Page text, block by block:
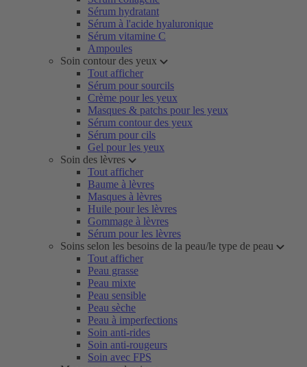
Sérum hydratant
Sérum à l'acide hyaluronique
Sérum vitamine C
Ampoules
Soin contour des yeux
Tout afficher
Sérum pour sourcils
Crème pour les yeux
Masques & patchs pour les yeux
Sérum contour des yeux
Sérum pour cils
Gel pour les yeux
Soin des lèvres
Tout afficher
Baume à lèvres
Masques à lèvres
Huile pour les lèvres
Gommage à lèvres
Sérum pour les lèvres
Soins selon les besoins de la peau/le type de peau
Tout afficher
Peau grasse
Peau mixte
Peau sensible
Peau sèche
Peau à imperfections
Soin anti-rides
Soin anti-rougeurs
Soin avec FPS